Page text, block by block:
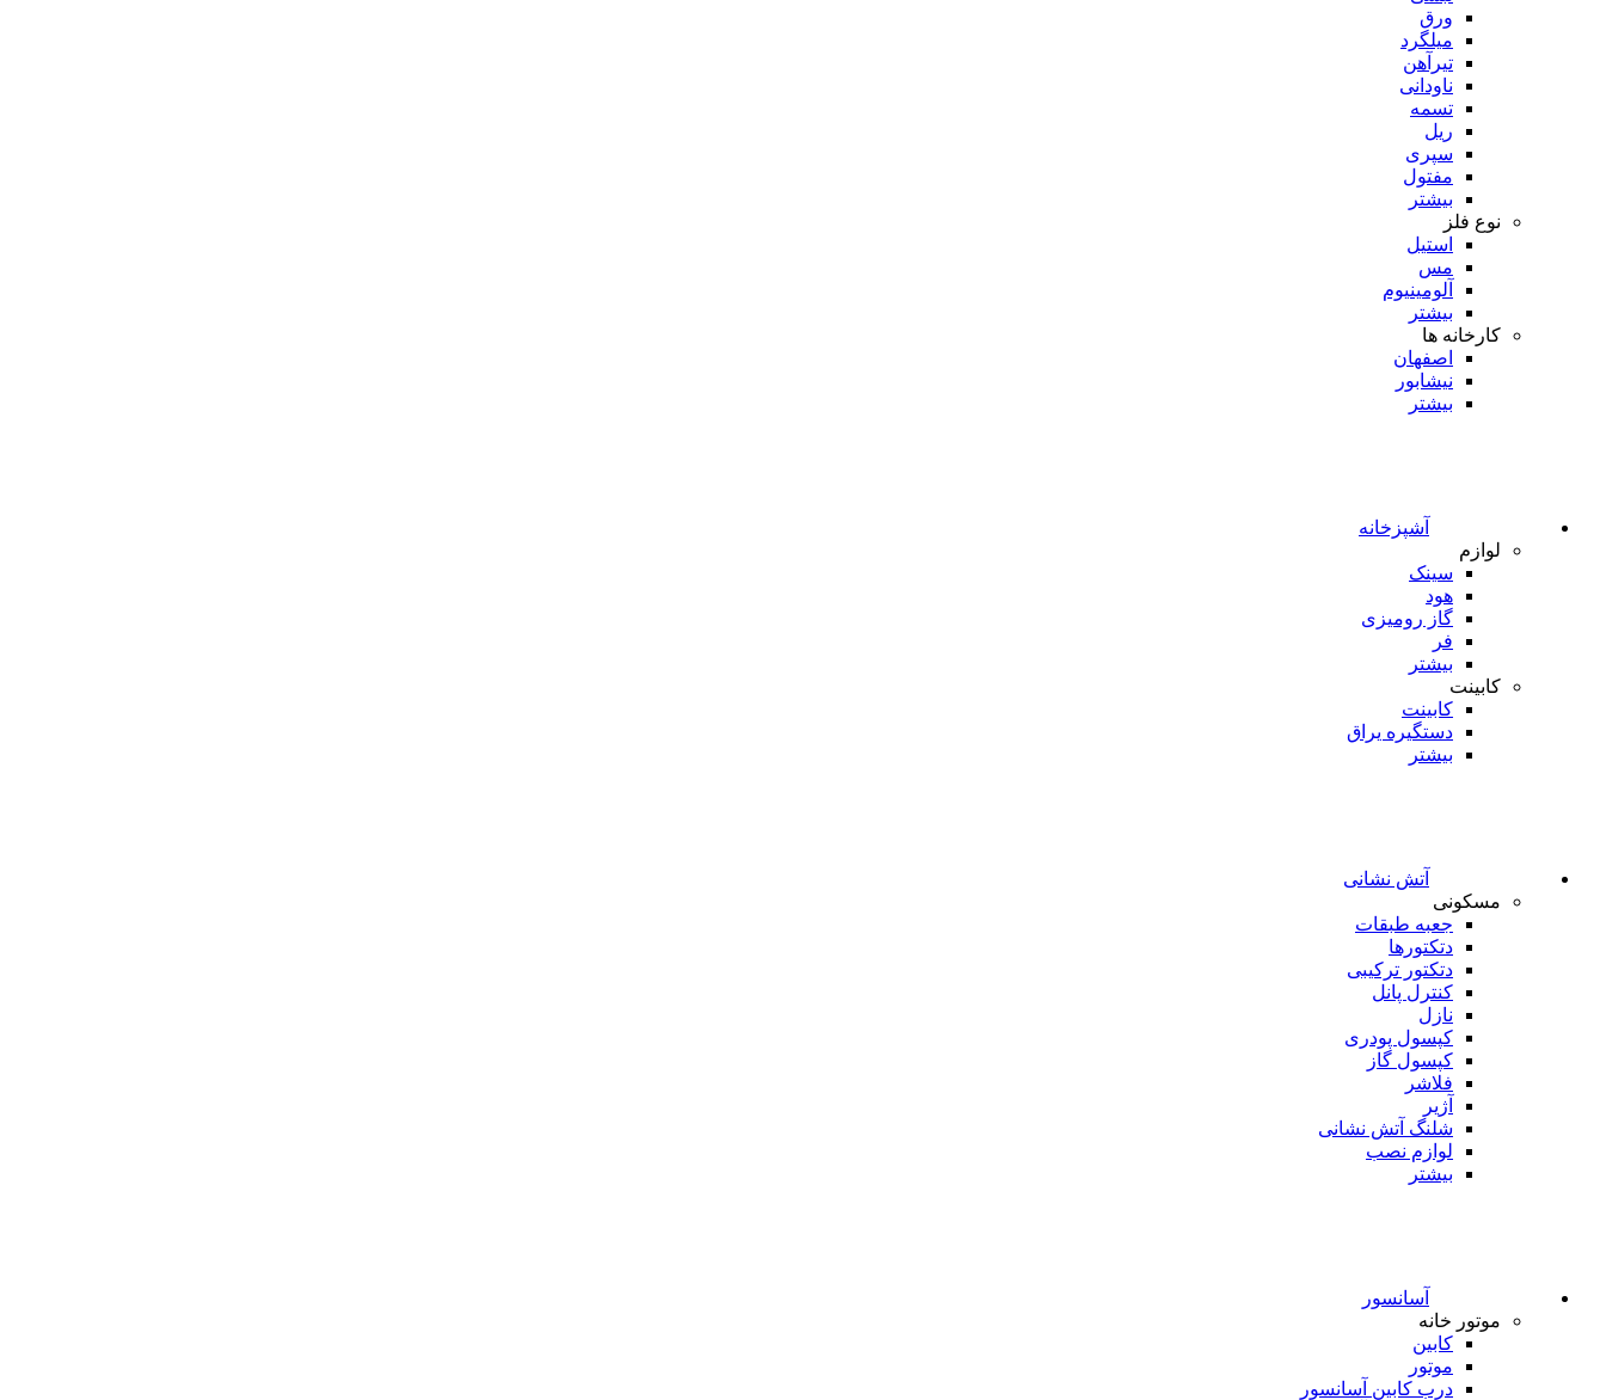
ورق
میلگرد
تیرآهن
ناودانی
تسمه
ریل
سپری
مفتول
بیشتر
نوع فلز
استیل
مس
آلومینیوم
بیشتر
کارخانه ها
اصفهان
نیشابور
بیشتر
آشپزخانه
لوازم
سینک
هود
گاز رومیزی
فر
بیشتر
کابینت
کابینت
دستگیره یراق
بیشتر
آتش نشانی
مسکونی
جعبه طبقات
دتکتورها
دتکتور ترکیبی
کنترل پانل
نازل
کپسول پودری
کپسول گاز
فلاشر
آژیر
شلنگ آتش نشانی
لوازم نصب
بیشتر
آسانسور
موتور خانه
کابین
موتور
درب کابین آسانسور